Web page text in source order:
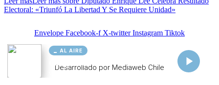
AL AIRE
Cargando...
Conectando...